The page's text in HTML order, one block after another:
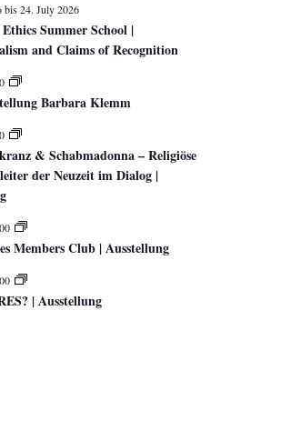
bis24. July 2026
Summer School |
and Claims of Recognition
Barbara Klemm
& Schabmadonna – Religiöse
der Neuzeit im Dialog |
Members Club | Ausstellung
| Ausstellung